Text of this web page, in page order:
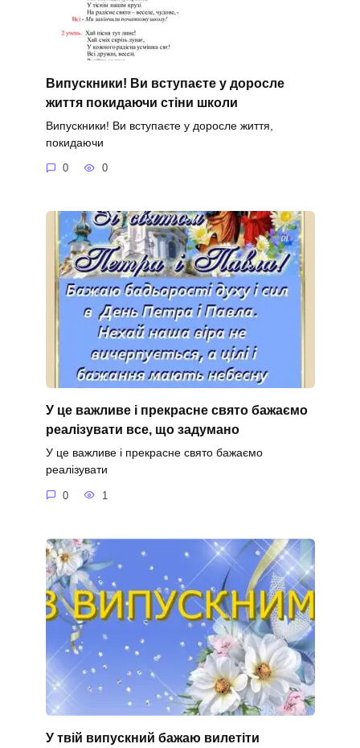
Випускники! Ви вступаєте у доросле
життя покидаючи стіни школи
Випускники! Ви вступаєте у доросле життя,
покидаючи
0 0
У це важливе і прекрасне свято бажаємо
реалізувати все, що задумано
У це важливе і прекрасне свято бажаємо
реалізувати
0 1
У твій випускний бажаю вилетіти